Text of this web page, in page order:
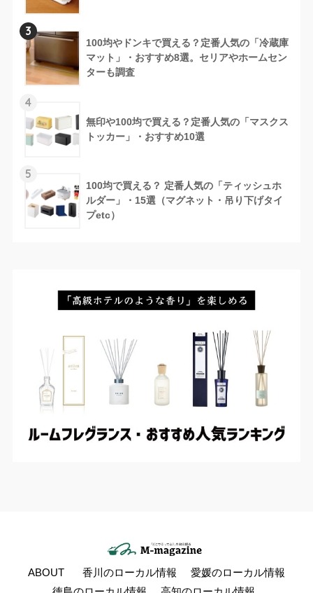
3
100均やドンキで買える？定番人気の「冷蔵庫
マット」・おすすめ8選。セリアやホームセン
ターも調査
4
無印や100均で買える？定番人気の「マスクス
トッカー」・おすすめ10選
5
100均で買える？ 定番人気の「ティッシュホ
ルダー」・15選（マグネット・吊り下げタイ
プetc）
ABOUT 香川のローカル情報
愛媛のローカル情報